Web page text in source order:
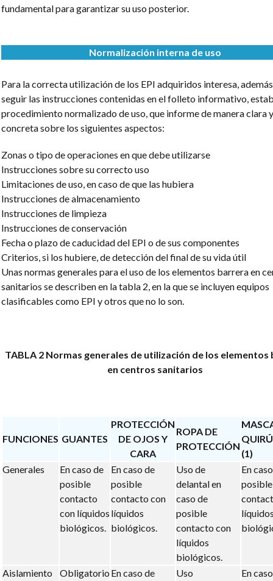
fundamental para garantizar su uso posterior.
Normalización interna de uso
Para la correcta utilización de los EPI adquiridos interesa,
seguir las instrucciones contenidas en el folleto informativo,
procedimiento normalizado de uso, que informe de manera clara y
concreta sobre los siguientes aspectos:
Zonas o tipo de operaciones en que debe utilizarse
Instrucciones sobre su correcto uso
Limitaciones de uso, en caso de que las hubiera
Instrucciones de almacenamiento
Instrucciones de limpieza
Instrucciones de conservación
Fecha o plazo de caducidad del EPI o de sus componentes
Criterios, si los hubiere, de detección del final de su vida útil
Unas normas generales para el uso de los elementos barrera en
sanitarios se describen en la tabla 2, en la que se incluyen equipos
clasificables como EPI y otros que no lo son.
TABLA 2Normas generales de utilización de los elementos
en centros sanitarios
FUNCIONES GUANTES
PROTECCIÓN
DE OJOS Y
CARA
ROPA DE
PROTECCIÓN
(1)
Generales
En caso de
posible
contacto
con líquidos
biológicos.
En caso de
posible
contacto con
líquidos
biológicos.
Uso de
delantal en
caso de
posible
contacto con
líquidos
biológicos.
En
posible
Aislamiento
Obligatorio En caso de
Uso
En